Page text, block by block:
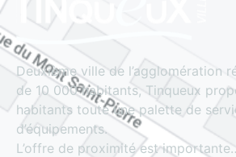
Deuxième ville de l’agglomération
de 10 000 habitants, Tinqueux
habitants toute une palette de
d’équipements.
L’offre de proximité est